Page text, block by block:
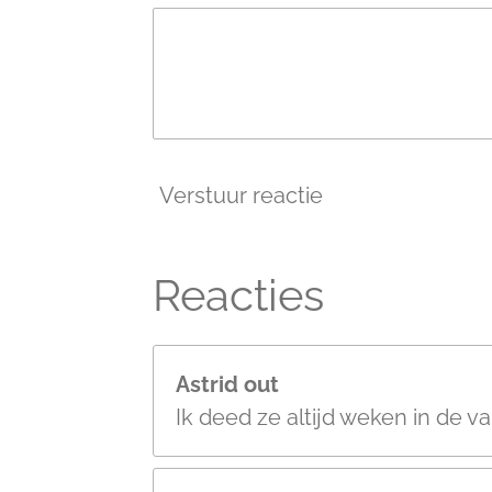
Verstuur reactie
Reacties
Astrid out
Ik deed ze altijd weken in de